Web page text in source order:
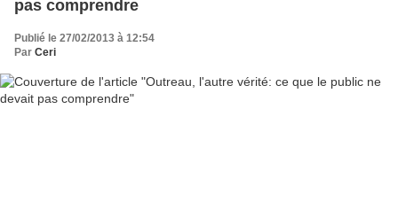
pas comprendre
Publié le 27/02/2013 à 12:54
Par Ceri